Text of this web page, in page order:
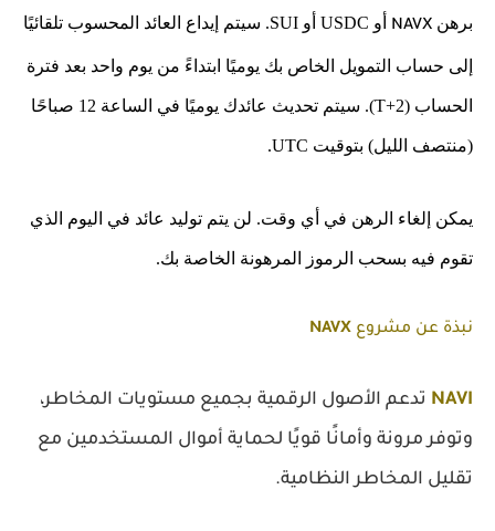
برهن NAVX أو USDC أو SUI. سيتم إيداع العائد المحسوب تلقائيًا
إلى حساب التمويل الخاص بك يوميًا ابتداءً من يوم واحد بعد فترة
الحساب (T+2). سيتم تحديث عائدك يوميًا في الساعة 12 صباحًا
(منتصف الليل) بتوقيت UTC.
يمكن إلغاء الرهن في أي وقت. لن يتم توليد عائد في اليوم الذي
تقوم فيه بسحب الرموز المرهونة الخاصة بك.
نبذة عن مشروع NAVX
NAVI تدعم الأصول الرقمية بجميع مستويات المخاطر،
وتوفر مرونة وأمانًا قويًا لحماية أموال المستخدمين مع
تقليل المخاطر النظامية.